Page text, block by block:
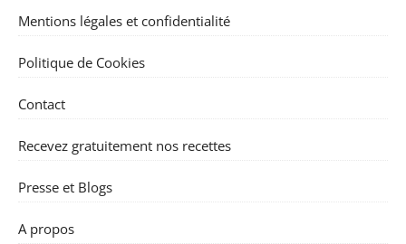
Mentions légales et confidentialité
Politique de Cookies
Contact
Recevez gratuitement nos recettes
Presse et Blogs
A propos